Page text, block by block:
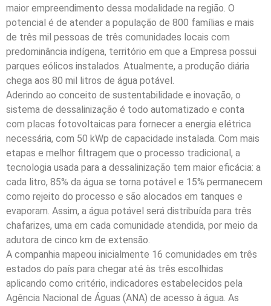
maior empreendimento dessa modalidade na região. O
potencial é de atender a população de 800 famílias e mais
de três mil pessoas de três comunidades locais com
predominância indígena, território em que a Empresa possui
parques eólicos instalados. Atualmente, a produção diária
chega aos 80 mil litros de água potável.
Aderindo ao conceito de sustentabilidade e inovação, o
sistema de dessalinização é todo automatizado e conta
com placas fotovoltaicas para fornecer a energia elétrica
necessária, com 50 kWp de capacidade instalada. Com mais
etapas e melhor filtragem que o processo tradicional, a
tecnologia usada para a dessalinização tem maior eficácia: a
cada litro, 85% da água se torna potável e 15% permanecem
como rejeito do processo e são alocados em tanques e
evaporam. Assim, a água potável será distribuída para três
chafarizes, uma em cada comunidade atendida, por meio da
adutora de cinco km de extensão.
A companhia mapeou inicialmente 16 comunidades em três
estados do país para chegar até às três escolhidas
aplicando como critério, indicadores estabelecidos pela
Agência Nacional de Águas (ANA) de acesso à água. As